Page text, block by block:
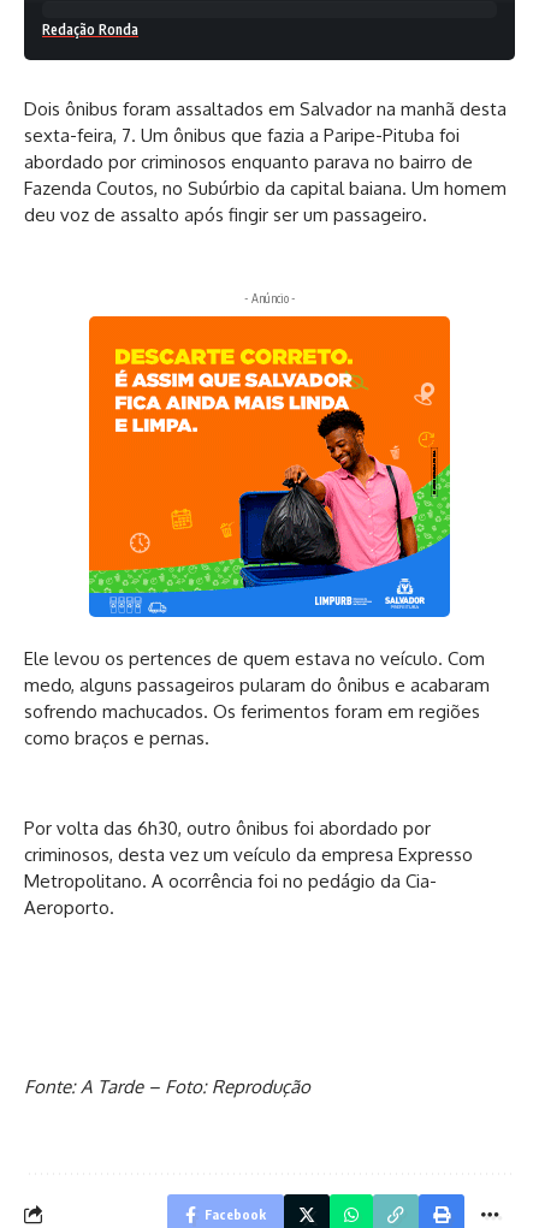
Redação Ronda
Dois ônibus foram assaltados em Salvador na manhã desta
sexta-feira, 7. Um ônibus que fazia a Paripe-Pituba foi
abordado por criminosos enquanto parava no bairro de
Fazenda Coutos, no Subúrbio da capital baiana. Um homem
deu voz de assalto após fingir ser um passageiro.
- Anúncio -
Ele levou os pertences de quem estava no veículo. Com
medo, alguns passageiros pularam do ônibus e acabaram
sofrendo machucados. Os ferimentos foram em regiões
como braços e pernas.
Por volta das 6h30, outro ônibus foi abordado por
criminosos, desta vez um veículo da empresa Expresso
Metropolitano. A ocorrência foi no pedágio da Cia-
Aeroporto.
Fonte: A Tarde – Foto: Reprodução
Facebook